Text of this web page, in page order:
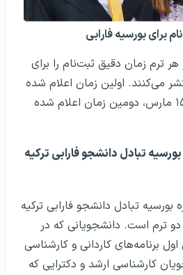
برای بورسیه فارابی
ترم زمان دقیق ثبت‌نام را برای
می‌کنند. اولین زمان اعلام شده
در هر سال برای این امر ۱۵ مارس، دومین زمان اعلام شده
تبادل دانشجو فارابی ترکیه
تبادل دانشجو فارابی ترکیه
ترم است. دانشجویانی که در
برنامه‌های کاردانی و کارشناسی
کارشناسی ارشد و دکترایی که